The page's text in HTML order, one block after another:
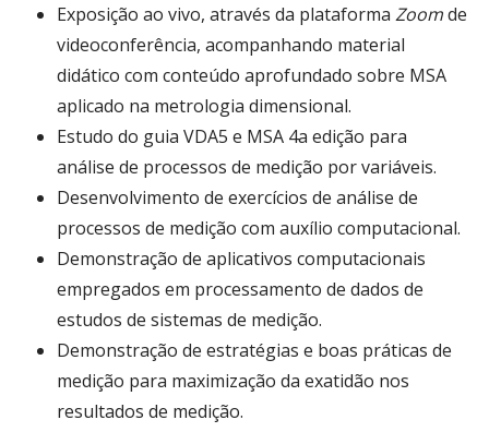
Exposição ao vivo, através da plataforma Zoomde
videoconferência, acompanhando material
didático com conteúdo aprofundado sobre MSA
aplicado na metrologia dimensional.
Estudo do guia VDA5 e MSA 4a edição para
análise de processos de medição por variáveis.
Desenvolvimento de exercícios de análise de
processos de medição com auxílio computacional.
Demonstração de aplicativos computacionais
empregados em processamento de dados de
estudos de sistemas de medição.
Demonstração de estratégias e boas práticas de
medição para maximização da exatidão nos
resultados de medição.